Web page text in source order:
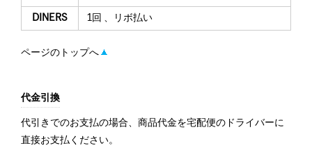
DINERS 1回 、リボ払い
ページのトップへ
代金引換
代引きでのお支払の場合、商品代金を宅配便のドライバーに
直接お支払ください。